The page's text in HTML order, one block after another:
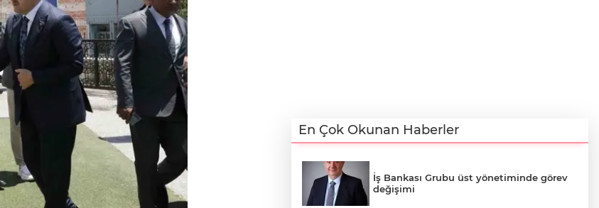
En Çok Okunan Haberler
İş Bankası Grubu üst yönetiminde görev
değişimi